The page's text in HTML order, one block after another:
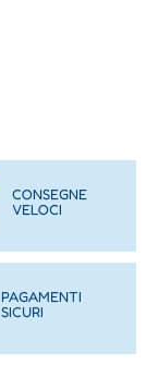
CONSEGNE
VELOCI
PAGAMENTI
SICURI